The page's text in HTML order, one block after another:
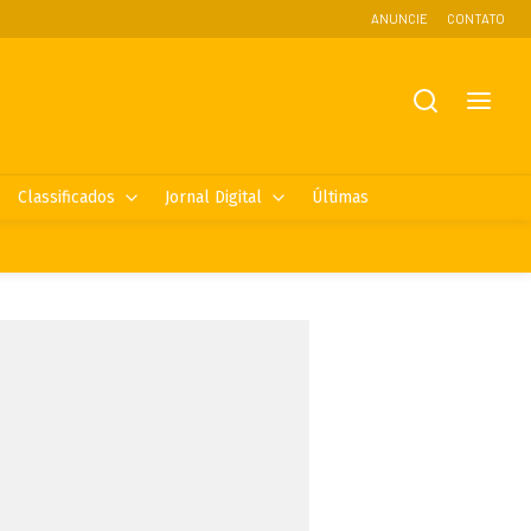
ANUNCIE CONTATO
Classificados Jornal Digital Últimas